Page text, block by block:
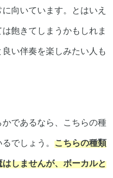
向いています。とはいえ
飽きてしまうかもしれま
い伴奏を楽しみたい人も
であるなら、こちらの種
でしょう。 こちらの種類
しませんが、ボーカルと